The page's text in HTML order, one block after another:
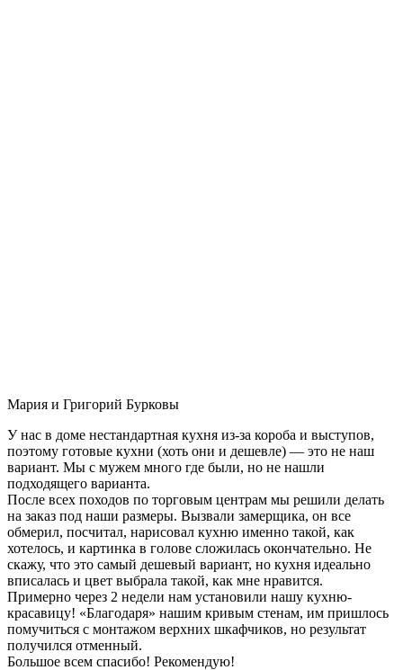
Мария и Григорий Бурковы
У нас в доме нестандартная кухня из-за короба и выступов,
поэтому готовые кухни (хоть они и дешевле) — это не наш
вариант. Мы с мужем много где были, но не нашли
подходящего варианта.
После всех походов по торговым центрам мы решили делать
на заказ под наши размеры. Вызвали замерщика, он все
обмерил, посчитал, нарисовал кухню именно такой, как
хотелось, и картинка в голове сложилась окончательно. Не
скажу, что это самый дешевый вариант, но кухня идеально
вписалась и цвет выбрала такой, как мне нравится.
Примерно через 2 недели нам установили нашу кухню-
красавицу! «Благодаря» нашим кривым стенам, им пришлось
помучиться с монтажом верхних шкафчиков, но результат
получился отменный.
Большое всем спасибо! Рекомендую!